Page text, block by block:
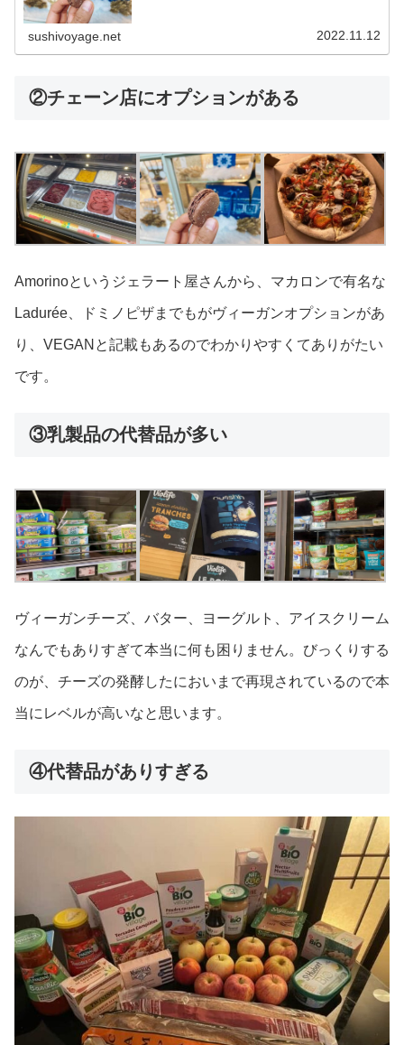
sushivoyage.net 2022.11.12
②チェーン店にオプションがある
Amorinoというジェラート屋さんから、マカロンで有名な
Ladurée、ドミノピザまでもがヴィーガンオプションがあ
り、VEGANと記載もあるのでわかりやすくてありがたい
です。
③乳製品の代替品が多い
ヴィーガンチーズ、バター、ヨーグルト、アイスクリーム
なんでもありすぎて本当に何も困りません。びっくりする
のが、チーズの発酵したにおいまで再現されているので本
当にレベルが高いなと思います。
④代替品がありすぎる